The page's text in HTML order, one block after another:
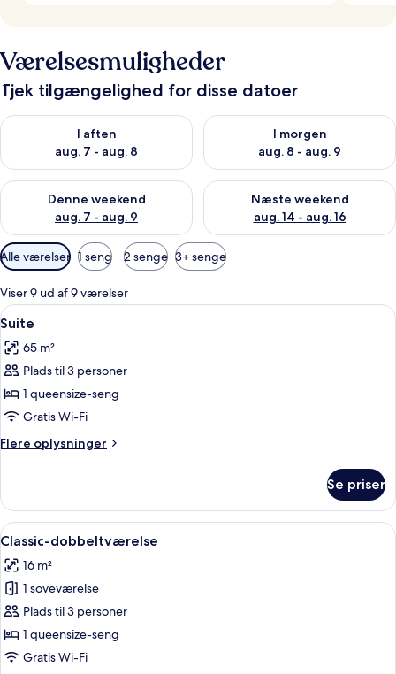
Værelsesmuligheder
Tjek tilgængelighed for disse datoer
I aften
aug. 7 - aug. 8
Tjek tilgængelighed for i aften aug. 7 - aug. 8
I morgen
aug. 8 - aug. 9
Tjek tilgængelighed for i
Denne weekend
aug. 7 - aug. 9
Tjek tilgængelighed for denne weekend aug. 7 - aug. 9
Næste weekend
aug. 14 - aug. 16
Tjek tilgængelighed for næste
Tilgængelige
filtre
for
værelser
Alle værelser 1 seng 2 senge 3+ senge
Viser 9 ud af 9 værelser
Indlæs
alle
billeder
af
Suite
Et soveværelse med himmelseng, et
9
Suite
65 m²
Plads til 3 personer
1 queensize-seng
Gratis Wi-Fi
Flere oplysninger
Flere
Se priser
Indlæs
alle
billeder
af
Classic-
dobbeltværelse
En seng med cremefarvet
6
Classic-dobbeltværelse
16 m²
1 soveværelse
Plads til 3 personer
1 queensize-seng
Gratis Wi-Fi